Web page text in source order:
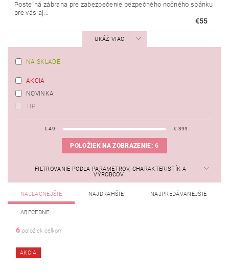
Posteľná zábrana pre zabezpečenie bezpečného nočného spánku
pre vás aj...
€55
UKÁŽ VIAC
NA SKLADE
AKCIA
NOVINKA
TIP
€49 € 399
POLOŽIEK NA ZOBRAZENIE:6
FILTROVANIE PODĽA PARAMETROV, CHARAKTERISTÍK A
VÝROBCOV
NAJLACNEJŠIE NAJDRAHŠIE NAJPREDÁVANEJŠIE
ABECEDNE
6 položiek celkom
AKCIA